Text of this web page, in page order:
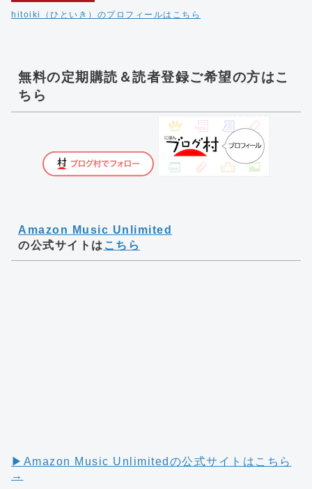
hitoiki（ひといき）のプロフィールはこちら
無料の定期購読＆読者登録ご希望の方はこ
ちら
Amazon Music Unlimited
の公式サイトは こちら
▶︎Amazon Music Unlimitedの公式サイトはこちら
→